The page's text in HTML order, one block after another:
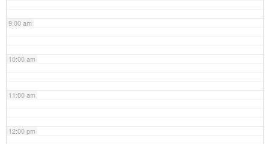
9:00 am
10:00 am
11:00 am
12:00 pm